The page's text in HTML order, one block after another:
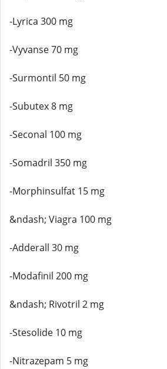
-Lyrica 300 mg
-Vyvanse 70 mg
-Surmontil 50 mg
-Subutex 8 mg
-Seconal 100 mg
-Somadril 350 mg
-Morphinsulfat 15 mg
&ndash; Viagra 100 mg
-Adderall 30 mg
-Modafinil 200 mg
&ndash; Rivotril 2 mg
-Stesolide 10 mg
-Nitrazepam 5 mg